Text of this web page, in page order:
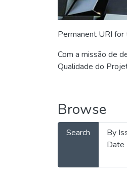
Permanent URI for
Com a missão de
Qualidade do
Browse
Search
By
Date